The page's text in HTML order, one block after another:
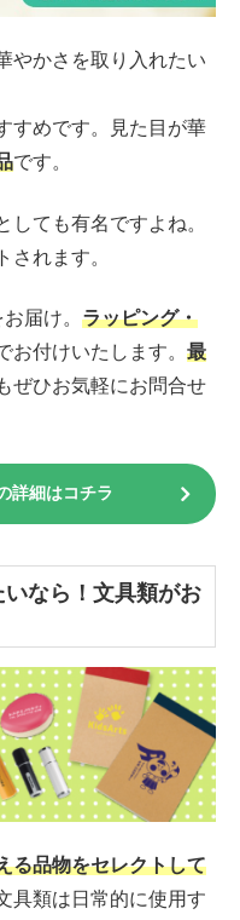
やかさを取り入れたい
すめです。見た目が華
です。
しても有名ですよね。
されます。
お届け。 ラッピング・
お付けいたします。 最
ぜひお気軽にお問合せ
詳細はコチラ
なら！文具類がお
る品物をセレクトして
具類は日常的に使用す